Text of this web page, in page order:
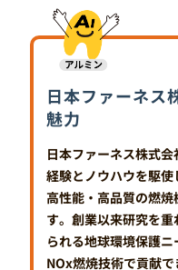
日本ファーネス
魅力
日本ファーネス株式
経験とノウハウを駆
高性能・高品質の燃
す。創業以来研究を
られる地球環境保護
NOx燃焼技術で貢献